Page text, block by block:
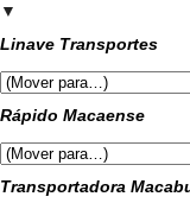
▼
Linave Transportes
Rápido Macaense
Transportadora